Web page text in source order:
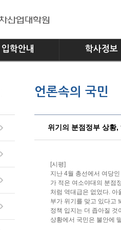
입학안내 학사정보
교과과정
언론속의 국민
위기의 분점정부 상황
[시평]
지난 4월 총선에서 여당
가 적은 여소야대의 분점
처럼 역대급은 없었다.
부가 위기를 맞고 있다고
정책 입지는 더 좁아질
상황에서 국민은 불안에